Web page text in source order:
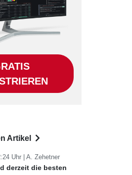
Artikel
Uhr | A. Zehetner
derzeit die besten